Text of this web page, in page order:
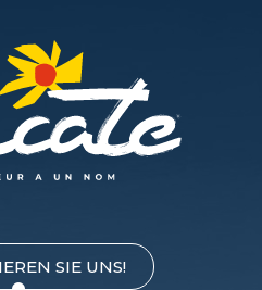
SIE UNS!